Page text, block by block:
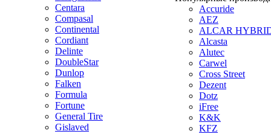
Centara
Compasal
Continental
Cordiant
Delinte
DoubleStar
Dunlop
Falken
Formula
Fortune
General Tire
Gislaved
Accuride
AEZ
ALCAR
Alcasta
Alutec
Carwel
Cross Street
Dezent
Dotz
iFree
K&K
KFZ